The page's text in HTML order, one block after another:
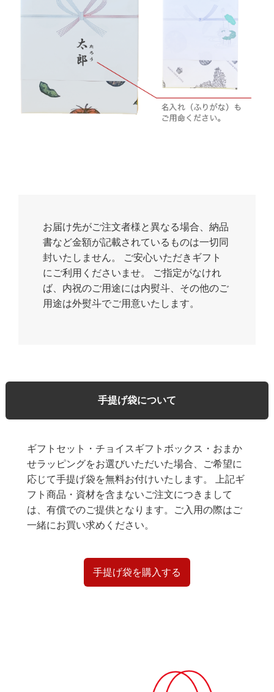
お届け先がご注文者様と異なる場合、納品
書など金額が記載されているものは一切同
封いたしません。 ご安心いただきギフト
にご利用くださいませ。 ご指定がなけれ
ば、内祝のご用途には内熨斗、その他のご
用途は外熨斗でご用意いたします。
手提げ袋について
ギフトセット・チョイスギフトボックス・おまか
せラッピングをお選びいただいた場合、ご希望に
応じて手提げ袋を無料お付けいたします。 上記ギ
フト商品・資材を含まないご注文につきまして
は、有償でのご提供となります。ご入用の際はご
一緒にお買い求めください。
手提げ袋を購入する